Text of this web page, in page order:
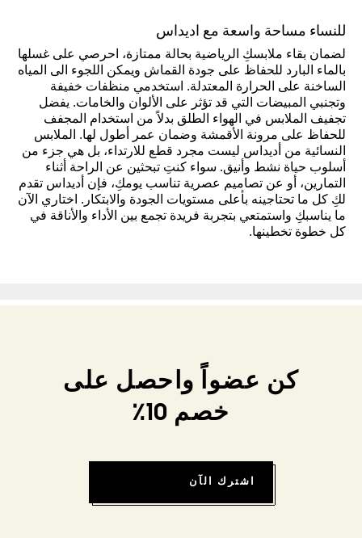
للنساء مساحة واسعة مع اديداس
لضمان بقاء ملابسكِ الرياضية بحالة ممتازة، احرصي على غسلها
بالماء البارد للحفاظ على جودة القماش ويمكن اللجوء الى المياه
الساخنة على الحرارة المعتدلة. استخدمي منظفات خفيفة
وتجنبي المبيضات التي قد تؤثر على الألوان والخامات. يفضل
تجفيف الملابس في الهواء الطلق بدلاً من استخدام المجفف
للحفاظ على مرونة الأقمشة وضمان عمر أطول لها. الملابس
النسائية من أديداس ليست مجرد قطع للارتداء، بل هي جزء من
أسلوب حياة نشط وأنيق. سواء كنتِ تبحثين عن الراحة أثناء
التمارين، أو عن تصاميم عصرية تناسب يومكِ، فإن أديداس تقدم
لكِ كل ما تحتاجينه بأعلى مستويات الجودة والابتكار. اختاري الآن
ما يناسبكِ واستمتعي بتجربة فريدة تجمع بين الأداء والأناقة في
كل خطوة تخطينها.
كن عضواً واحصل على
خصم 10٪
اشترك الآن